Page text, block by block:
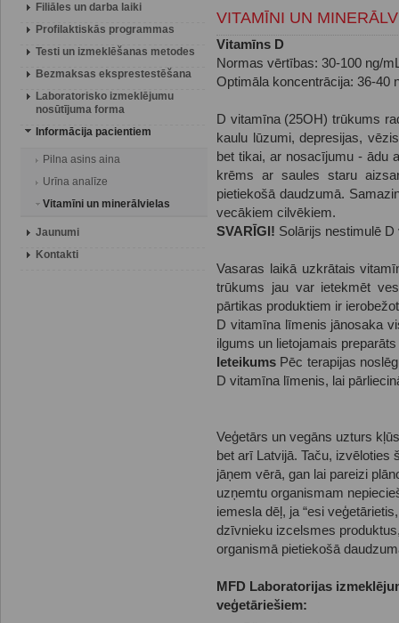
Filiāles un darba laiki
Profilaktiskās programmas
Testi un izmeklēšanas metodes
Bezmaksas eksprestestēšana
Laboratorisko izmeklējumu
nosūtījuma forma
Informācija pacientiem
Pilna asins aina
Urīna analīze
Vitamīni un minerālvielas
Jaunumi
Kontakti
VITAMĪNI UN
Vitamīns D
Normas vērtības: 30-100 ng/
Optimāla koncentrācija: 36-40
D vitamīna (25OH) trūkums
kaulu lūzumi, depresijas,
bet tikai, ar nosacījumu - ādu
krēms ar saules staru
pietiekošā daudzumā.
vecākiem cilvēkiem.
SVARĪGI! Solārijs nestimulē
Vasaras laikā uzkrātais
trūkums jau var ietekmēt
pārtikas produktiem ir
D vitamīna līmenis jānosaka
ilgums un lietojamais
Ieteikums Pēc terapijas
D vitamīna līmenis, lai
Veģetārs un vegāns uzturs
bet arī Latvijā. Taču,
jāņem vērā, gan lai pareizi
uzņemtu organismam
iemesla dēļ, ja “esi
dzīvnieku izcelsmes
organismā pietiekošā
MFD Laboratorijas
veģetāriešiem: